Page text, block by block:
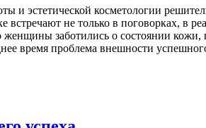
и эстетической косметологии
не только в поговорках, в
заботились о состоянии
время проблема внешности